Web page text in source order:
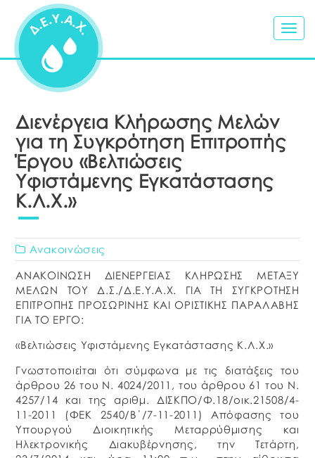
Διενέργεια Κλήρωσης Μελών
για τη Συγκρότηση Επιτροπής
Έργου «Βελτιώσεις
Υφιστάμενης Εγκατάστασης
Κ.Λ.Χ.»
Ανακοινώσεις
ΑΝΑΚΟΙΝΩΣΗ ΔΙΕΝΕΡΓΕΙΑΣ ΚΛΗΡΩΣΗΣ ΜΕΤΑΞΥ
ΜΕΛΩΝ ΤΟΥ Δ.Σ./Δ.Ε.Υ.Α.Χ. ΓΙΑ TΗ ΣΥΓΚΡΟΤΗΣΗ
ΕΠΙΤΡΟΠΗΣ ΠΡΟΣΩΡΙΝΗΣ ΚΑΙ ΟΡΙΣΤΙΚΗΣ ΠΑΡΑΛΑΒΗΣ
ΓΙΑ ΤΟ ΕΡΓΟ:
«Βελτιώσεις Υφιστάμενης Εγκατάστασης Κ.Λ.Χ.»
Γνωστοποιείται ότι σύμφωνα με τις διατάξεις του
άρθρου 26 του Ν. 4024/2011, του άρθρου 61 του Ν.
4257/14 και της αριθμ. ΔΙΣΚΠΟ/Φ.18/οικ.21508/4-
11-2011 (ΦΕΚ 2540/Β΄/7-11-2011) Απόφασης του
Υπουργού Διοικητικής Μεταρρύθμισης και
Ηλεκτρονικής Διακυβέρνησης, την Τετάρτη,